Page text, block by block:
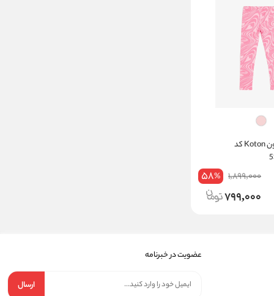
لگ دخترانه کوتون Koton کد
1,899,000
58%
799,000
عضویت در خبرنامه
ارسال